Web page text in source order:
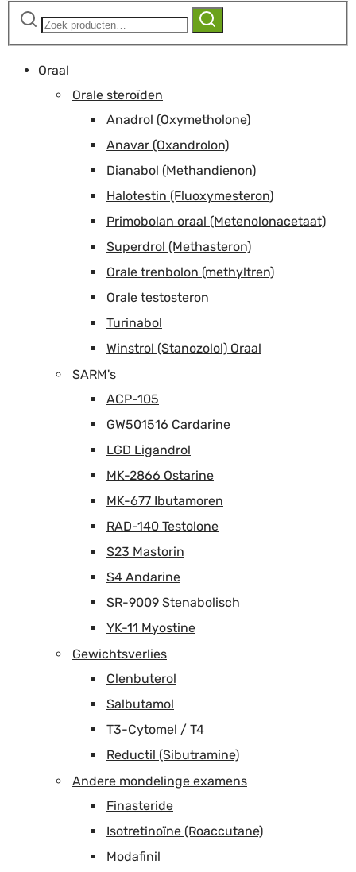
Zoeken
Zoeken
Oraal
Orale steroïden
Anadrol (Oxymetholone)
Anavar (Oxandrolon)
Dianabol (Methandienon)
Halotestin (Fluoxymesteron)
Primobolan oraal (Metenolonacetaat)
Superdrol (Methasteron)
Orale trenbolon (methyltren)
Orale testosteron
Turinabol
Winstrol (Stanozolol) Oraal
SARM's
ACP-105
GW501516 Cardarine
LGD Ligandrol
MK-2866 Ostarine
MK-677 Ibutamoren
RAD-140 Testolone
S23 Mastorin
S4 Andarine
SR-9009 Stenabolisch
YK-11 Myostine
Gewichtsverlies
Clenbuterol
Salbutamol
T3-Cytomel / T4
Reductil (Sibutramine)
Andere mondelinge examens
Finasteride
Isotretinoïne (Roaccutane)
Modafinil